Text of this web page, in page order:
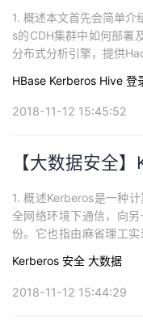
1. 概述本文首先会简单
s的CDH集群中如何部署
分布式分析引擎，提供
献至开源社区。它能在亚
版本：5.11.2Lin...
HBase Kerberos Hive 登
2018-11-12 15:45:52
【大数据安全
1. 概述Kerberos是一种
全网络环境下通信，向
份。它也指由麻省理工
和服务器都能验证对方的
受窃听和重复攻击。
Kerberos 安全 大数据
2018-11-12 15:44:29